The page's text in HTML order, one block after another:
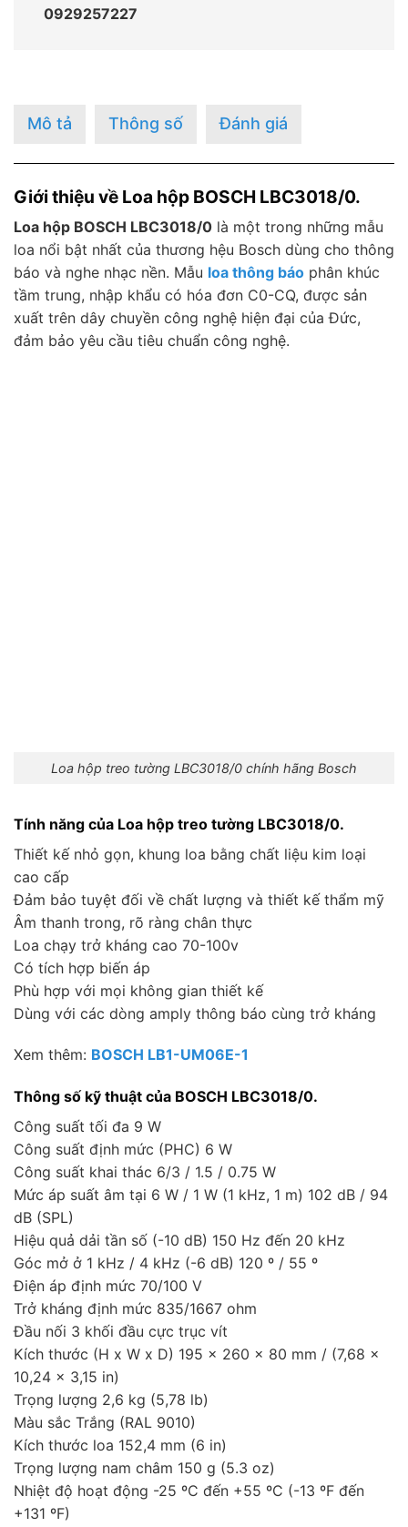
0929257227
Mô tả Thông số Đánh giá
Giới thiệu về Loa hộp BOSCH LBC3018/0.
Loa hộp BOSCH LBC3018/0 là một trong những mẫu
loa nổi bật nhất của thương hệu Bosch dùng cho thông
báo và nghe nhạc nền. Mẫu loa thông báo phân khúc
tầm trung, nhập khẩu có hóa đơn C0-CQ, được sản
xuất trên dây chuyền công nghệ hiện đại của Đức,
đảm bảo yêu cầu tiêu chuẩn công nghệ.
Loa hộp treo tường LBC3018/0 chính hãng Bosch
Tính năng của Loa hộp treo tường LBC3018/0.
Thiết kế nhỏ gọn, khung loa bằng chất liệu kim loại
cao cấp
Đảm bảo tuyệt đối về chất lượng và thiết kế thẩm mỹ
Âm thanh trong, rõ ràng chân thực
Loa chạy trở kháng cao 70-100v
Có tích hợp biến áp
Phù hợp với mọi không gian thiết kế
Dùng với các dòng amply thông báo cùng trở kháng
Xem thêm: BOSCH LB1-UM06E-1
Thông số kỹ thuật của BOSCH LBC3018/0.
Công suất tối đa 9 W
Công suất định mức (PHC) 6 W
Công suất khai thác 6/3 / 1.5 / 0.75 W
Mức áp suất âm tại 6 W / 1 W (1 kHz, 1 m) 102 dB / 94
dB (SPL)
Hiệu quả dải tần số (-10 dB) 150 Hz đến 20 kHz
Góc mở ở 1 kHz / 4 kHz (-6 dB) 120 º / 55 º
Điện áp định mức 70/100 V
Trở kháng định mức 835/1667 ohm
Đầu nối 3 khối đầu cực trục vít
Kích thước (H x W x D) 195 x 260 x 80 mm / (7,68 x
10,24 x 3,15 in)
Trọng lượng 2,6 kg (5,78 lb)
Màu sắc Trắng (RAL 9010)
Kích thước loa 152,4 mm (6 in)
Trọng lượng nam châm 150 g (5.3 oz)
Nhiệt độ hoạt động -25 ºC đến +55 ºC (-13 ºF đến
+131 ºF)